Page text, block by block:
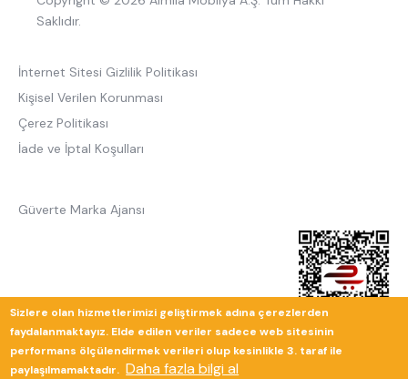
Saklıdır.
İnternet Sitesi Gizlilik Politikası
Kişisel Verilen Korunması
Çerez Politikası
İade ve İptal Koşulları
Güverte Marka Ajansı
Sizlere olan hizmetlerimizi geliştirmek adına çerezlerden
faydalanmaktayız. Elde edilen veriler sadece web sitesinin
performans ölçülendirmek verileri olup kesinlikle 3. taraf ile
paylaşılmamaktadır. Daha fazla bilgi al